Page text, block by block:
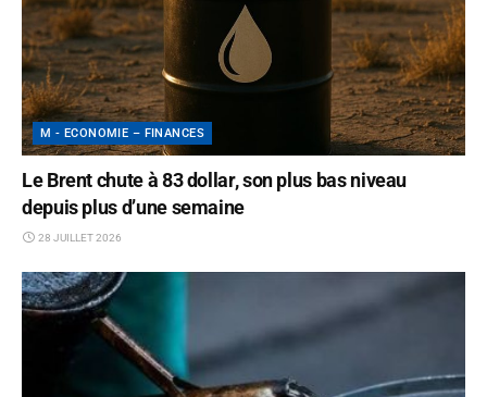
M - ECONOMIE – FINANCES
Le Brent chute à 83 dollar, son plus bas niveau
depuis plus d’une semaine
28 JUILLET 2026